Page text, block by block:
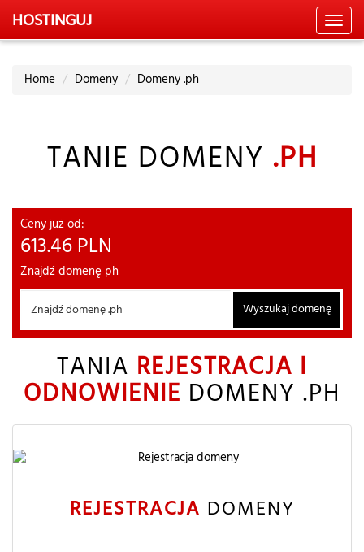
HOSTINGUJ
Home Domeny Domeny .ph
TANIE DOMENY .PH
Ceny już od:
613.46 PLN
Znajdź domenę ph
Wyszukaj domenę
TANIA REJESTRACJA I
ODNOWIENIE DOMENY .PH
REJESTRACJA DOMENY